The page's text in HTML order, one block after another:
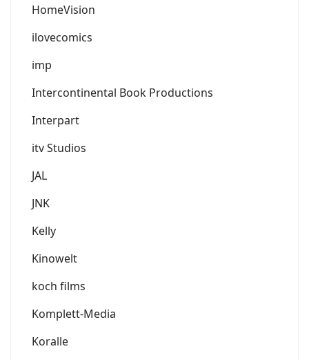
HomeVision
ilovecomics
imp
Intercontinental Book Productions
Interpart
itv Studios
JAL
JNK
Kelly
Kinowelt
koch films
Komplett-Media
Koralle